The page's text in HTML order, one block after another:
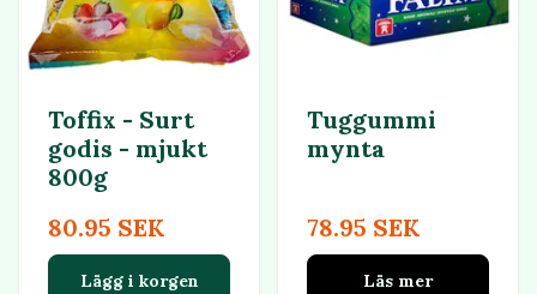
Toffix - Surt
godis - mjukt
800g
80.95 SEK
Lägg i korgen
Tuggummi
mynta
78.95 SEK
Läs mer